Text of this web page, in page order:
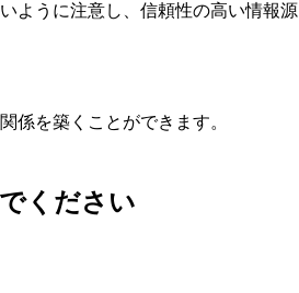
ように注意し、信頼性の高い情報源
係を築くことができます。
ください